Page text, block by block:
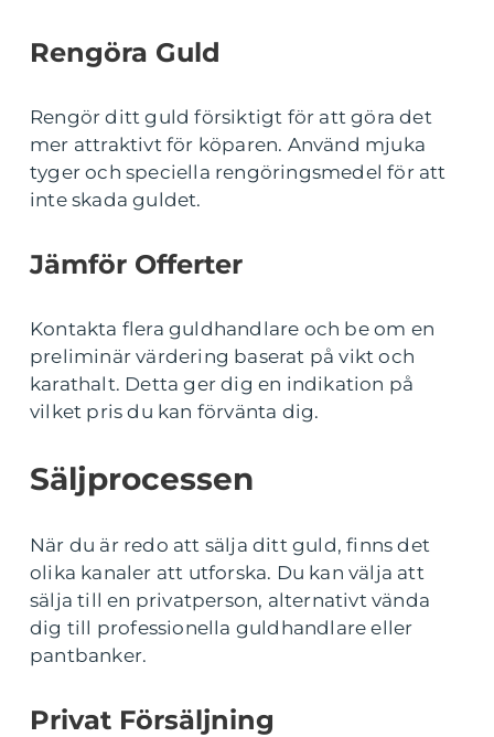
Rengöra Guld
Rengör ditt guld försiktigt för att göra det
mer attraktivt för köparen. Använd mjuka
tyger och speciella rengöringsmedel för att
inte skada guldet.
Jämför Offerter
Kontakta flera guldhandlare och be om en
preliminär värdering baserat på vikt och
karathalt. Detta ger dig en indikation på
vilket pris du kan förvänta dig.
Säljprocessen
När du är redo att sälja ditt guld, finns det
olika kanaler att utforska. Du kan välja att
sälja till en privatperson, alternativt vända
dig till professionella guldhandlare eller
pantbanker.
Privat Försäljning